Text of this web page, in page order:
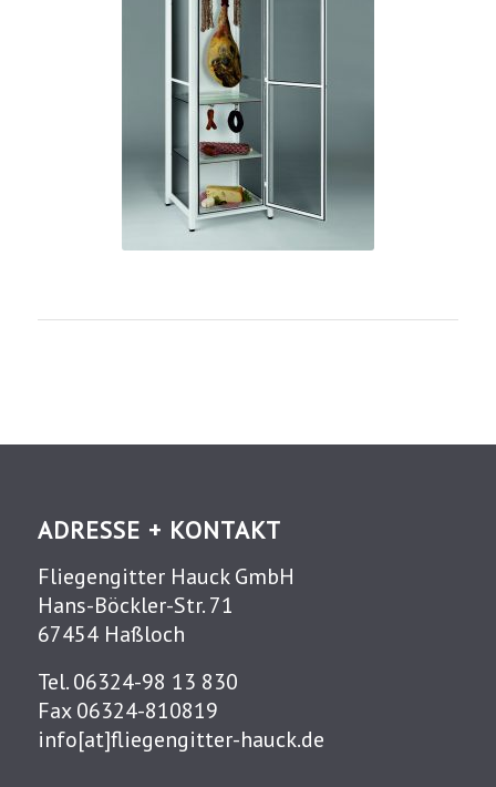
Flyless-Maxi
in der
Premium-
Variante
ADRESSE + KONTAKT
Fliegengitter Hauck GmbH
Hans-Böckler-Str. 71
67454 Haßloch
Tel. 06324-98 13 830
Fax 06324-810819
info[at]fliegengitter-hauck.de